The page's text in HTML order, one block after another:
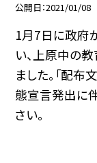
公開日 2021/01/08
1月7日に政府
い、上原中の
ました。「配布
態宣言発出に
さい。